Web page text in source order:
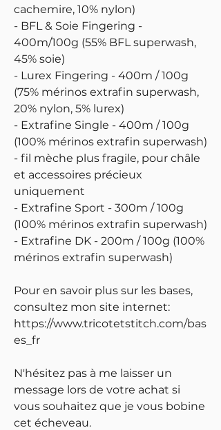
cachemire, 10% nylon)
- BFL & Soie Fingering -
400m/100g (55% BFL superwash,
45% soie)
- Lurex Fingering - 400m / 100g
(75% mérinos extrafin superwash,
20% nylon, 5% lurex)
- Extrafine Single - 400m / 100g
(100% mérinos extrafin superwash)
- fil mèche plus fragile, pour châle
et accessoires précieux
uniquement
- Extrafine Sport - 300m / 100g
(100% mérinos extrafin superwash)
- Extrafine DK - 200m / 100g (100%
mérinos extrafin superwash)
Pour en savoir plus sur les bases,
consultez mon site internet:
https://www.tricotetstitch.com/bas
es_fr
N'hésitez pas à me laisser un
message lors de votre achat si
vous souhaitez que je vous bobine
cet écheveau.